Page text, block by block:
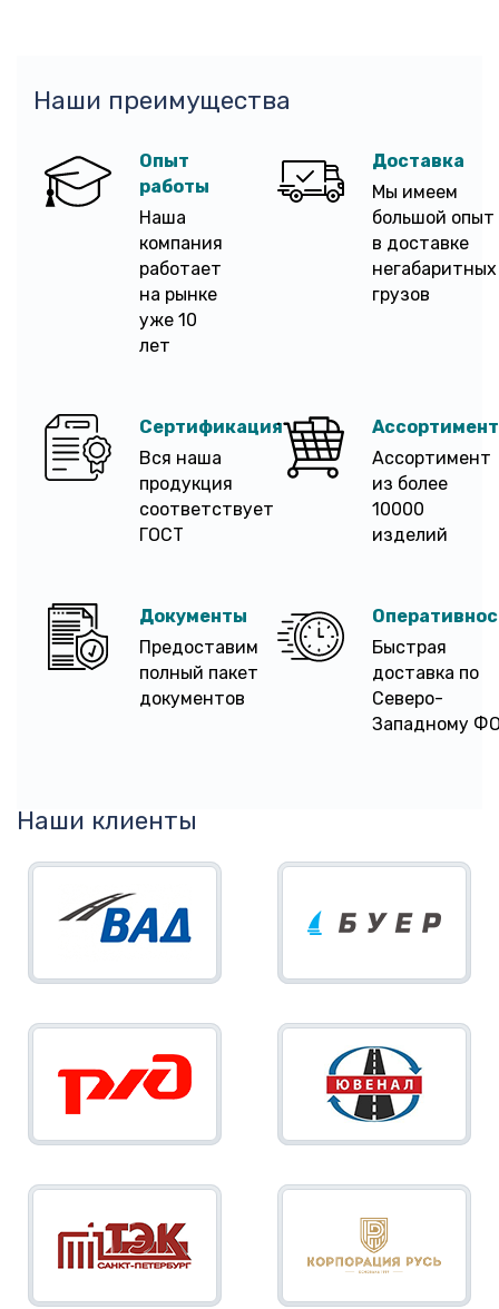
Наши преимущества
Опыт
работы
Наша
компания
работает
на рынке
уже 10
лет
Доставка
Мы имеем
большой опыт
в доставке
негабаритных
грузов
Сертификация
Вся наша
продукция
соответствует
ГОСТ
Ассортимент
Ассортимент
из более
10000
изделий
Документы
Предоставим
полный пакет
документов
Быстрая
доставка по
Северо-
Западному
Наши клиенты